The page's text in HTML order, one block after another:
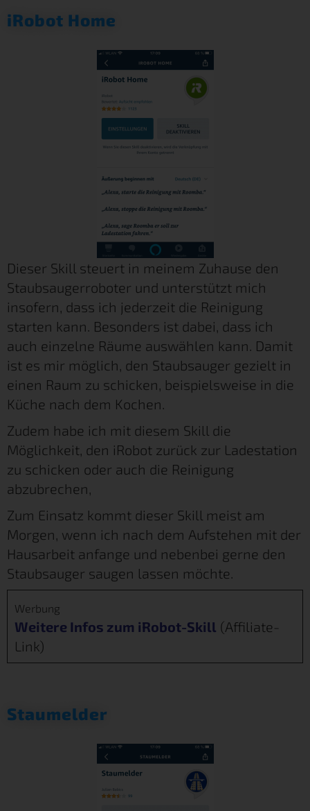
iRobot Home
Dieser Skill steuert in meinem Zuhause den
Staubsaugerroboter und unterstützt mich
insofern, dass ich jederzeit die Reinigung
starten kann. Besonders ist dabei, dass ich
auch einzelne Räume auswählen kann. Damit
ist es mir möglich, den Staubsauger gezielt in
einen Raum zu schicken, beispielsweise in die
Küche nach dem Kochen.
Zudem habe ich mit diesem Skill die
Möglichkeit, den iRobot zurück zur Ladestation
zu schicken oder auch die Reinigung
abzubrechen,
Zum Einsatz kommt dieser Skill meist am
Morgen, wenn ich nach dem Aufstehen mit der
Hausarbeit anfange und nebenbei gerne den
Staubsauger saugen lassen möchte.
Werbung
Weitere Infos zum iRobot-Skill (Affiliate-
Link)
Staumelder